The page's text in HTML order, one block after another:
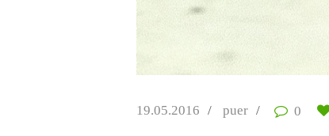
19.05.2016 puer 0